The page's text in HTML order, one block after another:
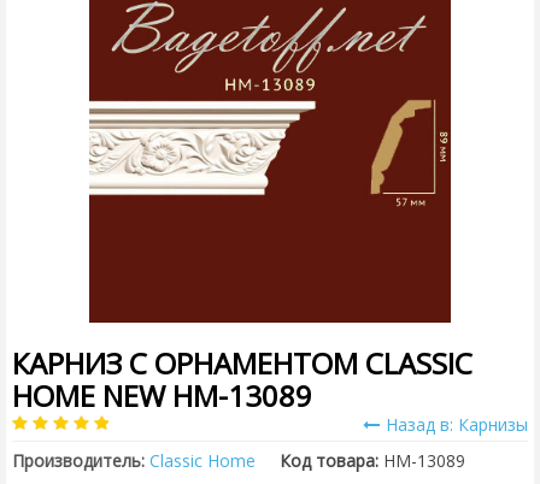
КАРНИЗ С ОРНАМЕНТОМ CLASSIC
HOME NEW HM-13089
Назад в: Карнизы
Производитель: Classic Home Код товара: HM-13089